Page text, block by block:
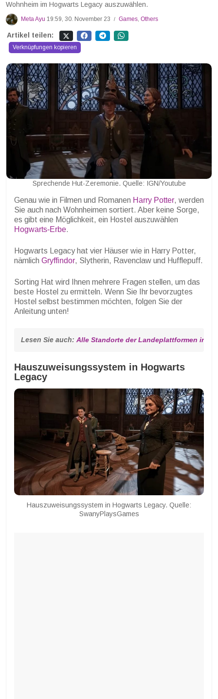
Wohnheim im Hogwarts Legacy auszuwählen.
Meta Ayu 19:59, 30. November 23 / Games, Others
Artikel teilen:
Verknüpfungen kopieren
Sprechende Hut-Zeremonie. Quelle: IGN/Youtube
Genau wie in Filmen und Romanen Harry Potter, werden
Sie auch nach Wohnheimen sortiert. Aber keine Sorge,
es gibt eine Möglichkeit, ein Hostel auszuwählen
Hogwarts-Erbe.
Hogwarts Legacy hat vier Häuser wie in Harry Potter,
nämlich Gryffindor, Slytherin, Ravenclaw und Hufflepuff.
Sorting Hat wird Ihnen mehrere Fragen stellen, um das
beste Hostel zu ermitteln. Wenn Sie Ihr bevorzugtes
Hostel selbst bestimmen möchten, folgen Sie der
Anleitung unten!
Lesen Sie auch: Alle Standorte der Landeplattformen in
Hauszuweisungssystem in Hogwarts
Legacy
Hauszuweisungssystem in Hogwarts Legacy. Quelle:
SwanyPlaysGames